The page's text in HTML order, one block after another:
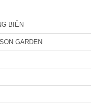
BIÊN
GARDEN